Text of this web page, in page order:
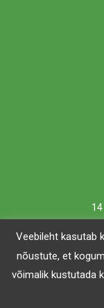
Copyright ©
Veebileht kasutab
nõustute, et
võimalik kustutada